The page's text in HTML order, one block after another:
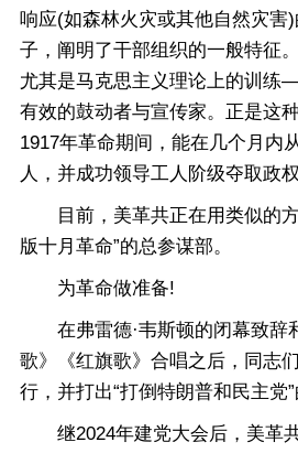
响应(如森林火灾或其他自然灾害
子，阐明了干部组织的一般特
尤其是马克思主义理论上的训
有效的鼓动者与宣传家。正是这
1917年革命期间，能在几个月内
人，并成功领导工人阶级夺取政权
目前，美革共正在用类似的方
版十月革命”的总参谋部。
为革命做准备!
在弗雷德·韦斯顿的闭幕致辞
歌》《红旗歌》合唱之后，同志
行，并打出“打倒特朗普和民主党”
继2024年建党大会后，美革